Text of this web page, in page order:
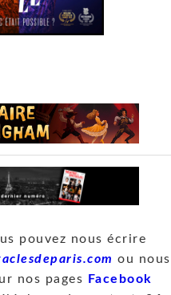
pouvez nous écrire
ou nous
nos pages
Facebook